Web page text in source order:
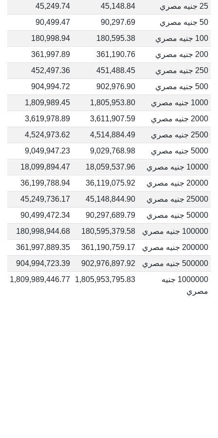
25 جنيه مصري
45,148.84
45,249.74
50 جنيه مصري
90,297.69
90,499.47
100 جنيه مصري
180,595.38
180,998.94
200 جنيه مصري
361,190.76
361,997.89
250 جنيه مصري
451,488.45
452,497.36
500 جنيه مصري
902,976.90
904,994.72
1000 جنيه مصري
1,805,953.80
1,809,989.45
2000 جنيه مصري
3,611,907.59
3,619,978.89
2500 جنيه مصري
4,514,884.49
4,524,973.62
5000 جنيه مصري
9,029,768.98
9,049,947.23
10000 جنيه مصري
18,059,537.96
18,099,894.47
20000 جنيه مصري
36,119,075.92
36,199,788.94
25000 جنيه مصري
45,148,844.90
45,249,736.17
50000 جنيه مصري
90,297,689.79
90,499,472.34
100000 جنيه مصري
180,595,379.58
180,998,944.68
200000 جنيه مصري
361,190,759.17
361,997,889.35
500000 جنيه مصري
902,976,897.92
904,994,723.39
1000000 جنيه
مصري
1,805,953,795.83
1,809,989,446.77